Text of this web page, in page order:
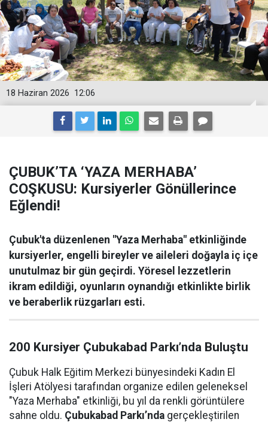
12:06
18 Haziran 2026
ÇUBUK’TA ‘YAZA MERHABA’
COŞKUSU: Kursiyerler Gönüllerince
Eğlendi!
Çubuk'ta düzenlenen "Yaza Merhaba" etkinliğinde
kursiyerler, engelli bireyler ve aileleri doğayla iç içe
unutulmaz bir gün geçirdi. Yöresel lezzetlerin
ikram edildiği, oyunların oynandığı etkinlikte birlik
ve beraberlik rüzgarları esti.
200 Kursiyer Çubukabad Parkı’nda Buluştu
Çubuk Halk Eğitim Merkezi bünyesindeki Kadın El
İşleri Atölyesi tarafından organize edilen geleneksel
"Yaza Merhaba" etkinliği, bu yıl da renkli görüntülere
sahne oldu. Çubukabad Parkı’nda gerçekleştirilen